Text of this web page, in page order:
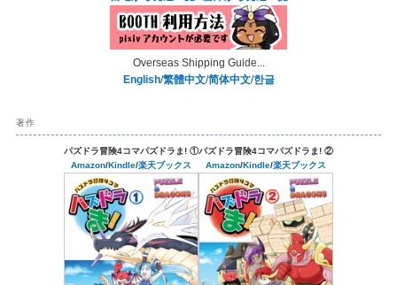
Overseas Shipping Guide...
English/繁體中文/简体中文/한글
著作
パズドラ冒険4コマパズドラま! ①
Amazon/Kindle/楽天ブックス
パズドラ冒険4コマパズドラま! ②
Amazon/Kindle/楽天ブックス